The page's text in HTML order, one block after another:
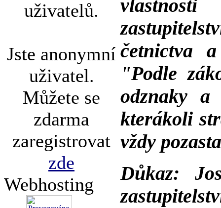
uživatelů.
Jste anonymní
uživatel.
Můžete se
zdarma
zaregistrovat
zde
Webhosting
četnictva
"Podle
odznaky
kterákoli
vždy
Důkaz: